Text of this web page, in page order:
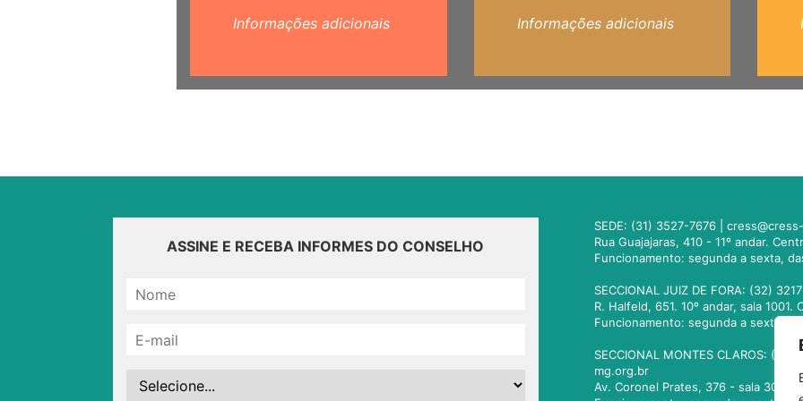
Informações adicionais Informações adicionais
ASSINE E RECEBA INFORMES DO CONSELHO
SEDE: (31) 3527-7676 |
Rua Guajajaras, 410 - 11º andar.
Funcionamento: segunda a sexta,
SECCIONAL JUIZ DE FORA: (32)
R. Halfeld, 651. 10º andar, sala
Funcionamento: segunda a sexta,
SECCIONAL MONTES CLAROS:
mg.org.br
Av. Coronel Prates, 376 - sala 301.